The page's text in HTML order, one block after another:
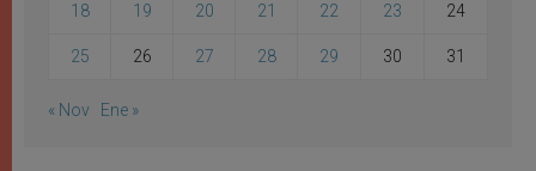
18 19 20 21 22 23 24
25 26 27 28 29 30 31
« Nov Ene »